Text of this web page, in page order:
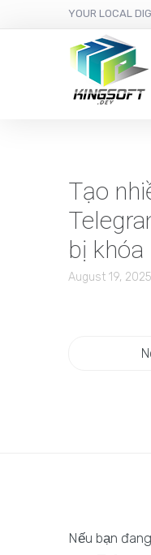
YOUR LOCAL
Tạo
bị khóa
August 19, 2025
Nếu bạn